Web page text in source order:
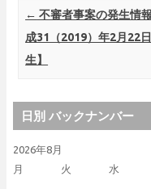
Post navigation
← 不審者事案の発生情
成31（2019）年2月22
生】
日別 バックナンバー
2026年8月
月
火 水